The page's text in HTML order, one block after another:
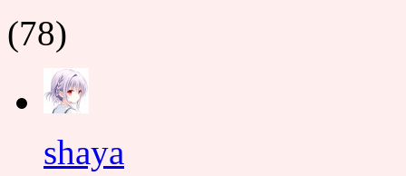
(78)
shaya